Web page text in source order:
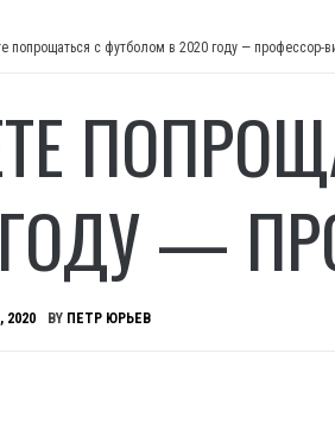
попрощаться с футболом в 2020 году — профессор-
—
2020 BY ПЕТР ЮРЬЕВ